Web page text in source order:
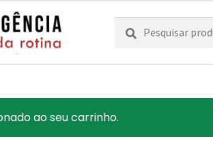
Pesquisar
por:
Pesquisa
ao seu carrinho.